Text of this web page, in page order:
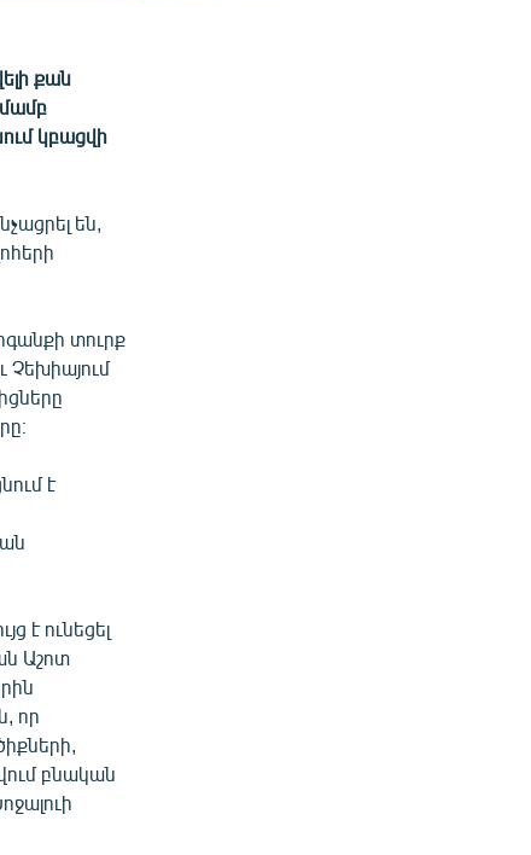
քան
կբացվի
են,
տուրք
Չեխիայում
է
է ունեցել
Աշոտ
որ
բնական